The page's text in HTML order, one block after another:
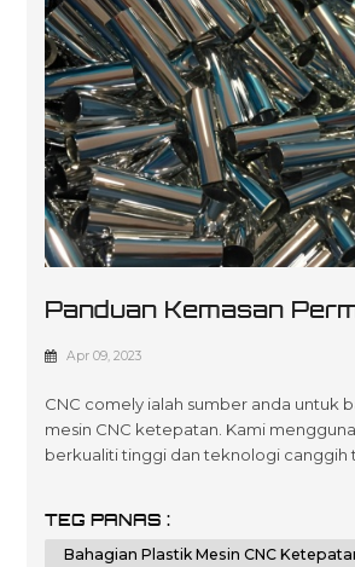
Panduan Kemasan
Pada Bahagian Plastik
Apr 09, 2023
CNC comely ialah sumber anda untuk
mesin CNC ketepatan. Kami
berkualiti tinggi dan teknologi canggih
dalam pelbagai jenis industri seperti
pembuatan peranti perubatan,
TEG PANAS :
Bahagian Plastik Mesin CNC